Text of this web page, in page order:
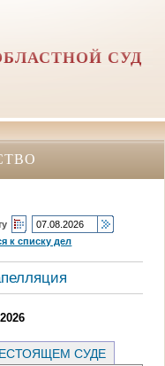
СУД
к списку дел
СУДЕ